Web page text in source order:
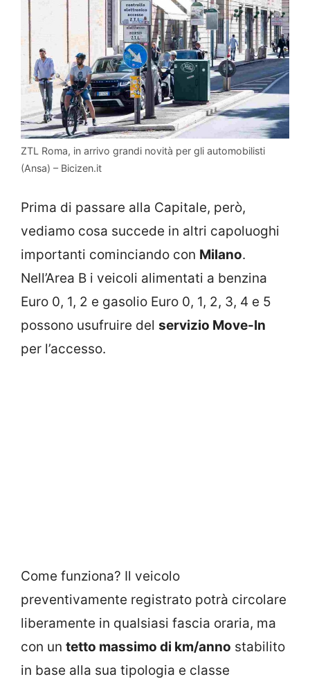
ZTL Roma, in arrivo grandi novità per gli automobilisti
(Ansa) – Bicizen.it
Prima di passare alla Capitale, però,
vediamo cosa succede in altri capoluoghi
importanti cominciando con Milano.
Nell’Area B i veicoli alimentati a benzina
Euro 0, 1, 2 e gasolio Euro 0, 1, 2, 3, 4 e 5
possono usufruire del servizio Move-In
per l’accesso.
Come funziona? Il veicolo
preventivamente registrato potrà circolare
liberamente in qualsiasi fascia oraria, ma
con un tetto massimo di km/anno stabilito
in base alla sua tipologia e classe